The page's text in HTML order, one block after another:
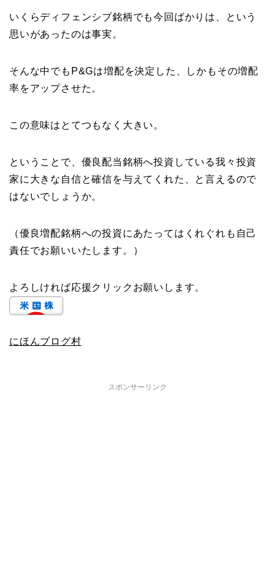
いくらディフェンシブ銘柄でも今回ばかりは、という
思いがあったのは事実。
そんな中でもP&Gは増配を決定した、しかもその増配
率をアップさせた。
この意味はとてつもなく大きい。
ということで、優良配当銘柄へ投資している我々投資
家に大きな自信と確信を与えてくれた、と言えるので
はないでしょうか。
（優良増配銘柄への投資にあたってはくれぐれも自己
責任でお願いいたします。）
よろしければ応援クリックお願いします。
にほんブログ村
スポンサーリンク